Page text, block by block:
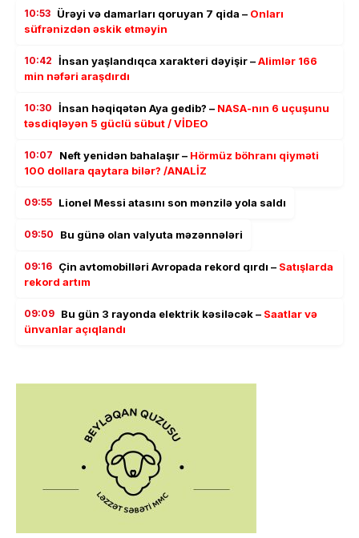
10:53 Ürəyi və damarları qoruyan 7 qida – Onları
süfrənizdən əskik etməyin
10:42 İnsan yaşlandıqca xarakteri dəyişir –Alimlər 166
min nəfəri araşdırdı
10:30 İnsan həqiqətən Aya gedib? – NASA-nın 6 uçuşunu
təsdiqləyən 5 güclü sübut / VİDEO
10:07 Neft yenidən bahalaşır – Hörmüz böhranı qiyməti
100 dollara qaytara bilər? /ANALİZ
09:55 Lionel Messi atasını son mənzilə yola saldı
09:50 Bu günə olan valyuta məzənnələri
09:16 Çin avtomobilləri Avropada rekord qırdı – Satışlarda
rekord artım
09:09 Bu gün 3 rayonda elektrik kəsiləcək – Saatlar və
ünvanlar açıqlandı